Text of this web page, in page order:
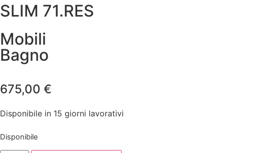
SLIM 71.RES
Mobili
Bagno
675,00 €
Disponibile in 15 giorni lavorativi
Disponibile